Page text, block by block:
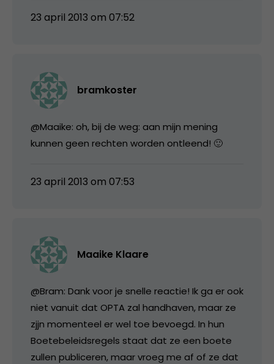
23 april 2013 om 07:52
bramkoster
@Maaike: oh, bij de weg: aan mijn mening
kunnen geen rechten worden ontleend! 🙂
23 april 2013 om 07:53
Maaike Klaare
@Bram: Dank voor je snelle reactie! Ik ga er ook
niet vanuit dat OPTA zal handhaven, maar ze
zjjn momenteel er wel toe bevoegd. In hun
Boetebeleidsregels staat dat ze een boete
zullen publiceren, maar vroeg me af of ze dat